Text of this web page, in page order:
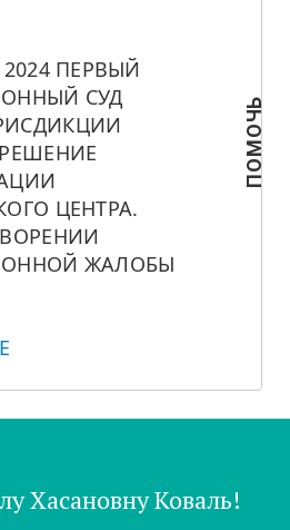
ПОМОЧЬ
ПЕРВЫЙ
СУД
ЦЕНТРА.
ЖАЛОБЫ
Хасановну Коваль!